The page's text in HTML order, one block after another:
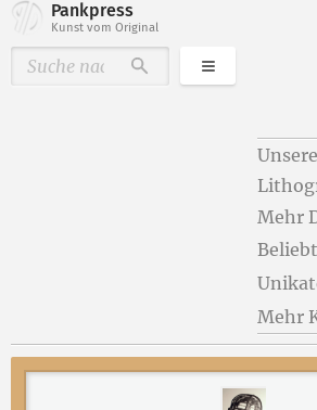
Pankpress
Kunst vom Original
DurchsuchenKategorien
Unsere
Mehr
Mehr